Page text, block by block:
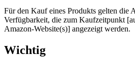
Für den Kauf eines Produkts gelten die
Verfügbarkeit, die zum Kaufzeitpunkt
Amazon-Website(s)] angezeigt werden.
Wichtig